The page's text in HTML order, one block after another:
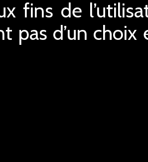
fins de
pas d’un